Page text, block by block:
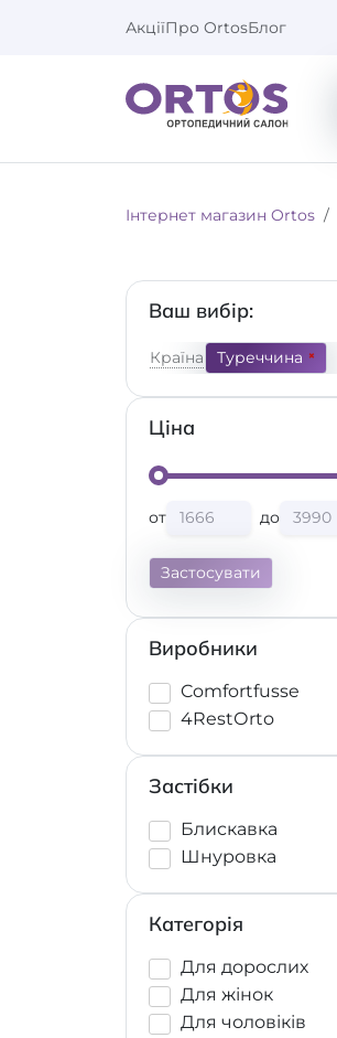
АкціїПро OrtosБлог
Інтернет магазин Ortos
Ваш вибір:
Країна Туреччина
Ціна
от до
Застосувати
Виробники
Comfortfusse
4RestОrto
Застібки
Блискавка
Шнуровка
Категорія
Для дорослих
Для жінок
Для чоловіків